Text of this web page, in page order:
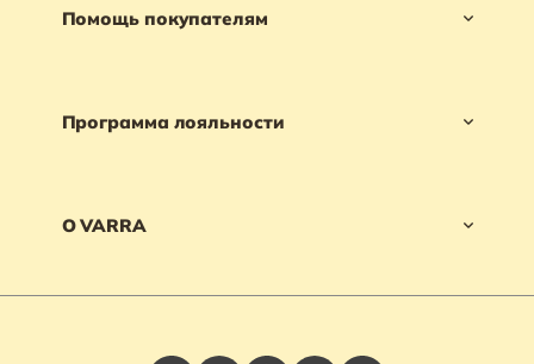
Помощь покупателям
Программа лояльности
О VARRA